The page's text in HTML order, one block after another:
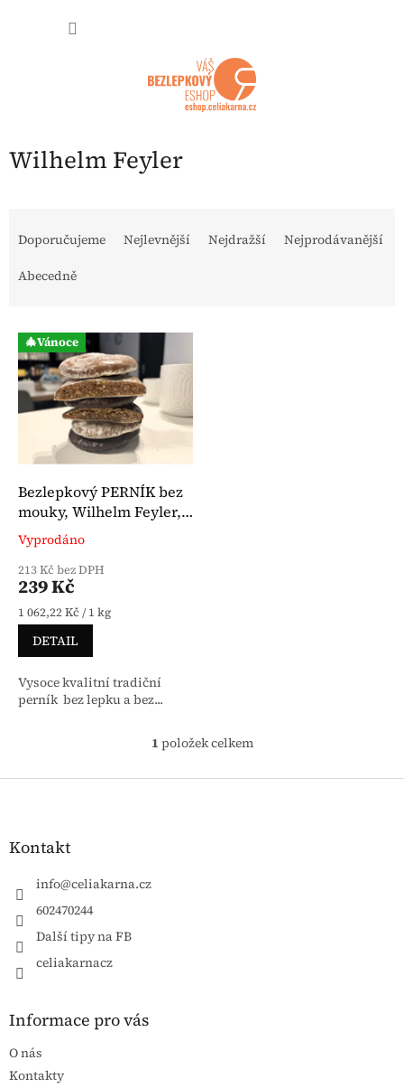
Wilhelm Feyler
Doporučujeme Nejlevnější Nejdražší
Nejprodávanější
Abecedně
Výpis produktů
🎄Vánoce
Bezlepkový PERNÍK bez
mouky, Wilhelm Feyler,
225 g
Průměrné hodnocení produktu je 5,0 z 5 hvězdiček.
Vyprodáno
213 Kč bez DPH
239 Kč
Měrná cena:
1 062,22 Kč / 1 kg
DETAIL
Vysoce kvalitní tradiční
perník bez lepku a bez...
Ovládací prvky výpisu
1 položek celkem
Zápatí
Kontakt
info@celiakarna.cz
602470244
Další tipy na FB
celiakarnacz
Informace pro vás
O nás
Kontakty